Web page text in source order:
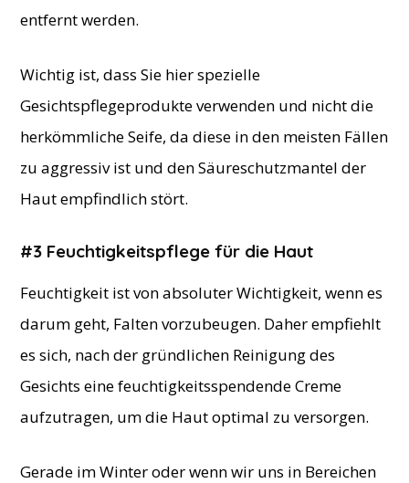
entfernt werden.
Wichtig ist, dass Sie hier spezielle
Gesichtspflegeprodukte verwenden und nicht die
herkömmliche Seife, da diese in den meisten Fällen
zu aggressiv ist und den Säureschutzmantel der
Haut empfindlich stört.
#3 Feuchtigkeitspflege für die Haut
Feuchtigkeit ist von absoluter Wichtigkeit, wenn es
darum geht, Falten vorzubeugen. Daher empfiehlt
es sich, nach der gründlichen Reinigung des
Gesichts eine feuchtigkeitsspendende Creme
aufzutragen, um die Haut optimal zu versorgen.
Gerade im Winter oder wenn wir uns in Bereichen